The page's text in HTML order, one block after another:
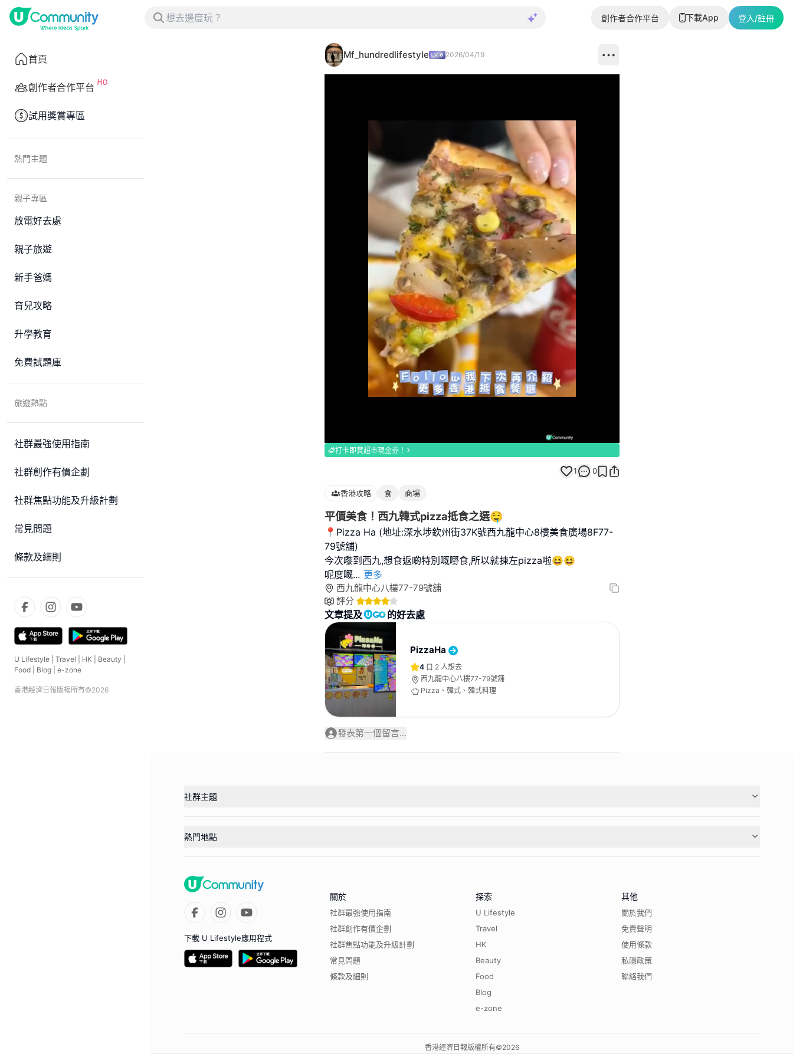
創作者合作平台 下載App 登入/註冊
首頁
創作者合作平台
試用獎賞專區
熱門主題
親子專區
放電好去處
親子旅遊
新手爸媽
育兒攻略
升學教育
免費試題庫
旅遊熱點
社群最強使用指南
社群創作有價企劃
社群焦點功能及升級計劃
常見問題
條款及細則
U Lifestyle Travel HK Beauty
Food
Blog e-zone
香港經濟日報版權所有©2026
Mf_hundredlifestyle 2026/04/19
100.00%
打卡即賞超市現金券！
1 0
香港攻略 食 商場
平價美食！西九韓式pizza抵食之選🤤
📍Pizza Ha (地址:深水埗欽州街37K號西九龍中心8樓美食廣場8F77-
79號舖)
今次嚟到西九,想食返啲特別嘅嘢食,所以就揀左pizza啦😆😆
呢度嘅... 更多
西九龍中心八樓77-79號舖
評分
文章提及 的好去處
PizzaHa
4 2 人想去
西九龍中心八樓77-79號舖
Pizza、韓式、韓式料理
發表第一個留言...
社群主題
熱門地點
下載 U Lifestyle應用程式
關於
社群最強使用指南
社群創作有價企劃
社群焦點功能及升級計劃
常見問題
條款及細則
探索
U Lifestyle
Travel
HK
Beauty
Food
Blog
e-zone
其他
關於我們
免責聲明
使用條款
私隱政策
聯絡我們
香港經濟日報版權所有©2026